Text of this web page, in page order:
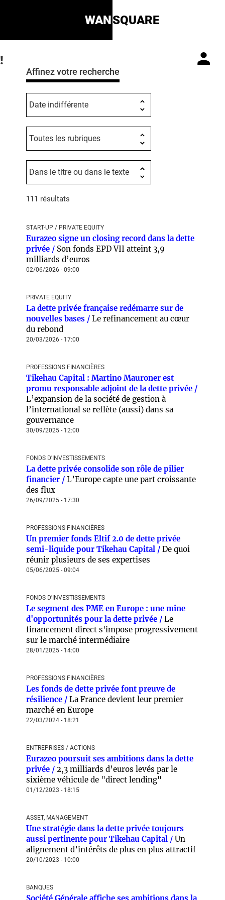
WANSQUARE
!
Affinez votre recherche
111 résultats
START-UP / PRIVATE EQUITY
Eurazeo signe un closing record dans la dette
privée / Son fonds EPD VII atteint 3,9
milliards d’euros
02/06/2026 - 09:00
PRIVATE EQUITY
La dette privée française redémarre sur de
nouvelles bases / Le refinancement au cœur
du rebond
20/03/2026 - 17:00
PROFESSIONS FINANCIÈRES
Tikehau Capital : Martino Mauroner est
promu responsable adjoint de la dette privée /
L’expansion de la société de gestion à
l’international se reflète (aussi) dans sa
gouvernance
30/09/2025 - 12:00
FONDS D'INVESTISSEMENTS
La dette privée consolide son rôle de pilier
financier / L’Europe capte une part croissante
des flux
26/09/2025 - 17:30
PROFESSIONS FINANCIÈRES
Un premier fonds Eltif 2.0 de dette privée
semi-liquide pour Tikehau Capital / De quoi
réunir plusieurs de ses expertises
05/06/2025 - 09:04
FONDS D'INVESTISSEMENTS
Le segment des PME en Europe : une mine
d'opportunités pour la dette privée / Le
financement direct s'impose progressivement
sur le marché intermédiaire
28/01/2025 - 14:00
PROFESSIONS FINANCIÈRES
Les fonds de dette privée font preuve de
résilience / La France devient leur premier
marché en Europe
22/03/2024 - 18:21
ENTREPRISES / ACTIONS
Eurazeo poursuit ses ambitions dans la dette
privée / 2,3 milliards d’euros levés par le
sixième véhicule de "direct lending"
01/12/2023 - 18:15
ASSET, MANAGEMENT
Une stratégie dans la dette privée toujours
aussi pertinente pour Tikehau Capital / Un
alignement d’intérêts de plus en plus attractif
20/10/2023 - 10:00
BANQUES